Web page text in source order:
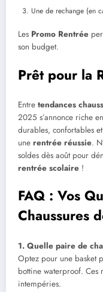
Une de rechange (en
Les Promo Rentrée
son budget.
Prêt pour la
Entre tendances
2025 s’annonce riche
durables, confortables
une rentrée réussie.
soldes dès août pour
rentrée scolaire !
FAQ : Vos
Chaussures
1. Quelle paire de
Optez pour une basket
bottine waterproof. Ces
intempéries.